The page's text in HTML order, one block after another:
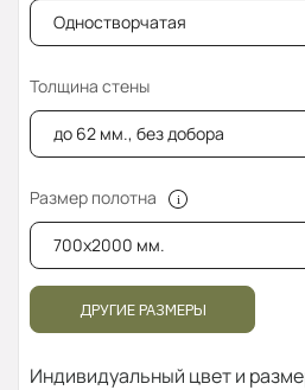
Одностворчатая
Толщина стены
до 62 мм., без добора
Размер полотна
700x2000 мм.
ДРУГИЕ РАЗМЕРЫ
Индивидуальный цвет и